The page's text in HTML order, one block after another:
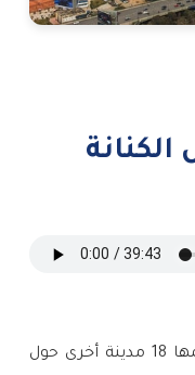
القاهرة... تلك المدينة التي حمل اسمها 18 مدينة أخرى حول